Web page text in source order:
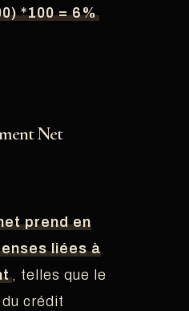
*100 = 6%
Net
prend en
liées à
, telles que le
crédit